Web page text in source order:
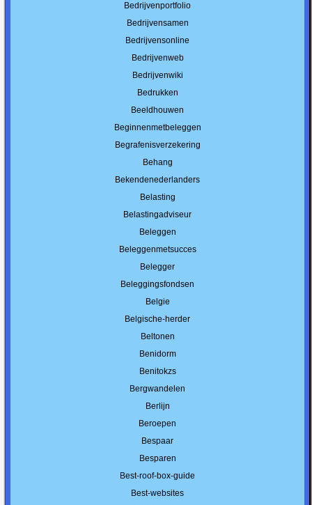
Bedrijvenportfolio
Bedrijvensamen
Bedrijvensonline
Bedrijvenweb
Bedrijvenwiki
Bedrukken
Beeldhouwen
Beginnenmetbeleggen
Begrafenisverzekering
Behang
Bekendenederlanders
Belasting
Belastingadviseur
Beleggen
Beleggenmetsucces
Belegger
Beleggingsfondsen
Belgie
Belgische-herder
Beltonen
Benidorm
Benitokzs
Bergwandelen
Berlijn
Beroepen
Bespaar
Besparen
Best-roof-box-guide
Best-websites